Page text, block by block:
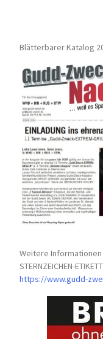
Blätterbarer Katalog
Weitere Informationen
STERNZEICHEN-
https://www.gudd-